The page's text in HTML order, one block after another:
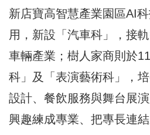
新店寶高智慧產業園區AI
用，新設「汽車科」，接
車輛產業；樹人家商則於
科」及「表演藝術科」，
設計、餐飲服務與舞台展
興趣練成專業、把專長連結